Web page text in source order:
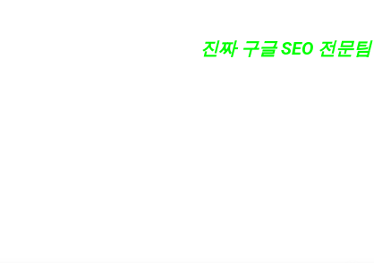
진짜 구글 SEO 전문팀